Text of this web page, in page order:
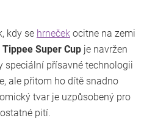
kdy se hrneček ocitne na zemi
Super Cup je navržen
speciální přísavné technologii
ale přitom ho dítě snadno
tvar je uzpůsobený pro
pití.